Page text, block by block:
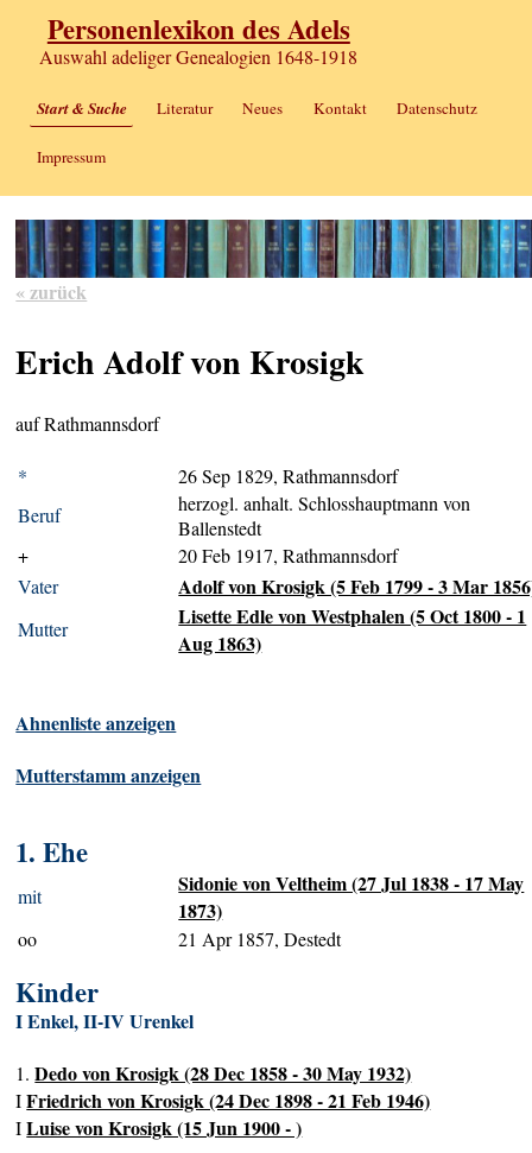
Personenlexikon des Adels
Auswahl adeliger Genealogien 1648-1918
Start & Suche Literatur Neues Kontakt Datenschutz
Impressum
« zurück
Erich Adolf von Krosigk
auf Rathmannsdorf
*
26 Sep 1829, Rathmannsdorf
Beruf
herzogl. anhalt. Schlosshauptmann von
Ballenstedt
+
20 Feb 1917, Rathmannsdorf
Vater
Adolf von Krosigk (5 Feb 1799 - 3 Mar
Mutter
Lisette Edle von Westphalen (5 Oct 1800 - 1
Aug 1863)
Ahnenliste anzeigen
Mutterstamm anzeigen
1. Ehe
mit
Sidonie von Veltheim (27 Jul 1838 - 17 May
1873)
oo 21 Apr 1857, Destedt
Kinder
I Enkel, II-IV Urenkel
1.Dedo von Krosigk (28 Dec 1858 - 30 May 1932)
IFriedrich von Krosigk (24 Dec 1898 - 21 Feb 1946)
ILuise von Krosigk (15 Jun 1900 - )